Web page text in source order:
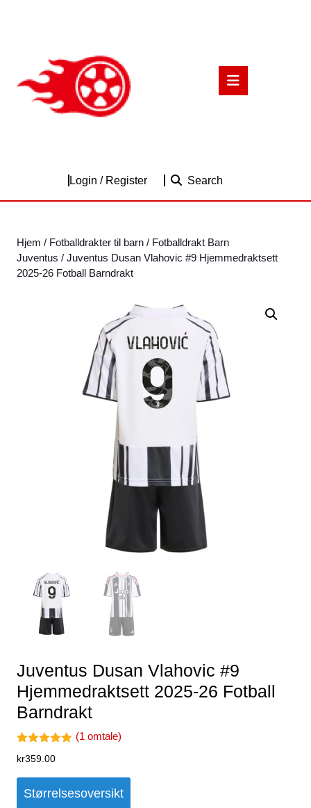
Login / RegisterLogin
Search
Hjem / Fotballdrakter til barn / Fotballdrakt Barn
Juventus / Juventus Dusan Vlahovic #9 Hjemmedraktsett
2025-26 Fotball Barndrakt
Juventus Dusan Vlahovic #9
Hjemmedraktsett 2025-26 Fotball
Barndrakt
5.00av 5
ing
(1 omtale)
kr359.00
Størrelsesoversikt